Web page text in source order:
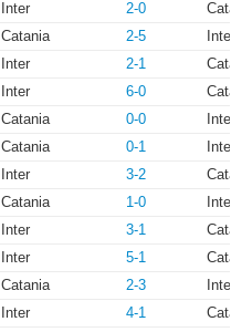
Inter 2-0
Catania 2-5
Inter 2-1
Inter 6-0
Catania 0-0
Catania 0-1
Inter 3-2
Catania 1-0
Inter 3-1
Inter 5-1
Catania 2-3
Inter 4-1